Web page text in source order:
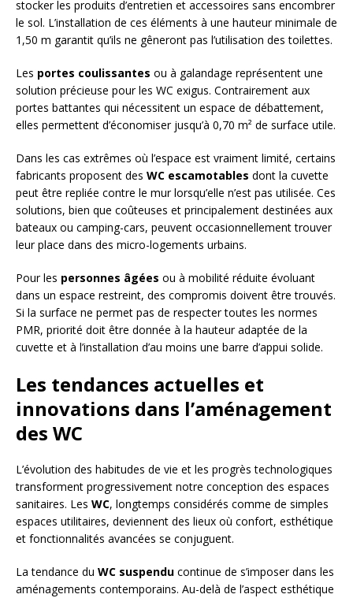
stocker les produits d’entretien et accessoires sans encombrer
le sol. L’installation de ces éléments à une hauteur minimale de
1,50 m garantit qu’ils ne gêneront pas l’utilisation des toilettes.
Les portes coulissantes ou à galandage représentent une
solution précieuse pour les WC exigus. Contrairement aux
portes battantes qui nécessitent un espace de débattement,
elles permettent d’économiser jusqu’à 0,70 m² de surface utile.
Dans les cas extrêmes où l’espace est vraiment limité, certains
fabricants proposent des WC escamotables dont la cuvette
peut être repliée contre le mur lorsqu’elle n’est pas utilisée. Ces
solutions, bien que coûteuses et principalement destinées aux
bateaux ou camping-cars, peuvent occasionnellement trouver
leur place dans des micro-logements urbains.
Pour les personnes âgées ou à mobilité réduite évoluant
dans un espace restreint, des compromis doivent être trouvés.
Si la surface ne permet pas de respecter toutes les normes
PMR, priorité doit être donnée à la hauteur adaptée de la
cuvette et à l’installation d’au moins une barre d’appui solide.
Les tendances actuelles et
innovations dans l’aménagement
des WC
L’évolution des habitudes de vie et les progrès technologiques
transforment progressivement notre conception des espaces
sanitaires. Les WC, longtemps considérés comme de simples
espaces utilitaires, deviennent des lieux où confort, esthétique
et fonctionnalités avancées se conjuguent.
La tendance du WC suspendu continue de s’imposer dans les
aménagements contemporains. Au-delà de l’aspect esthétique